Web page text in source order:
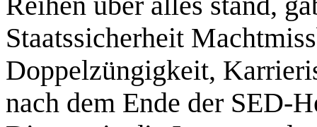
Staatssicherheit
Doppelzüngigkeit,
nach dem Ende der SED-